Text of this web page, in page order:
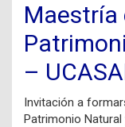
Maestría
–
Invitación a
Patrimonio